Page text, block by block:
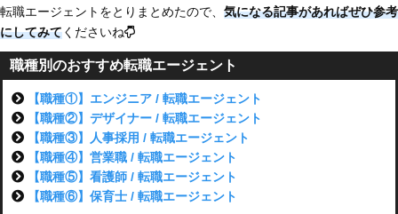
転職エージェントをとりまとめたので、 気になる記事があればぜひ参考
にしてみてくださいね
職種別のおすすめ転職エージェント
【職種①】エンジニア / 転職エージェント
【職種②】デザイナー / 転職エージェント
【職種③】人事採用 / 転職エージェント
【職種④】営業職 / 転職エージェント
【職種⑤】看護師 / 転職エージェント
【職種⑥】保育士 / 転職エージェント